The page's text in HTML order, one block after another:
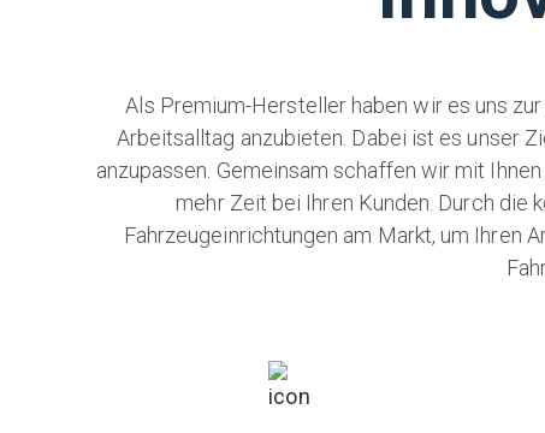
Als Premium-Hersteller haben wir es uns
Arbeitsalltag anzubieten. Dabei ist es unser
anzupassen. Gemeinsam schaffen wir mit
mehr Zeit bei Ihren Kunden. Durch
Fahrzeugeinrichtungen am Markt, um Ihren